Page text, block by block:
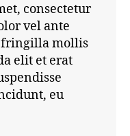
consectetur
vel ante
fringilla mollis
elit et erat
eu